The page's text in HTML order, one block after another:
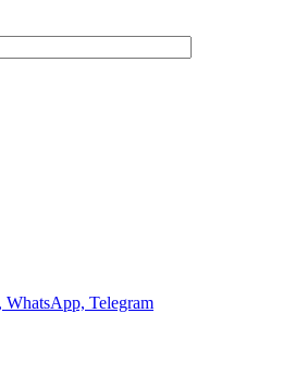
Telegram